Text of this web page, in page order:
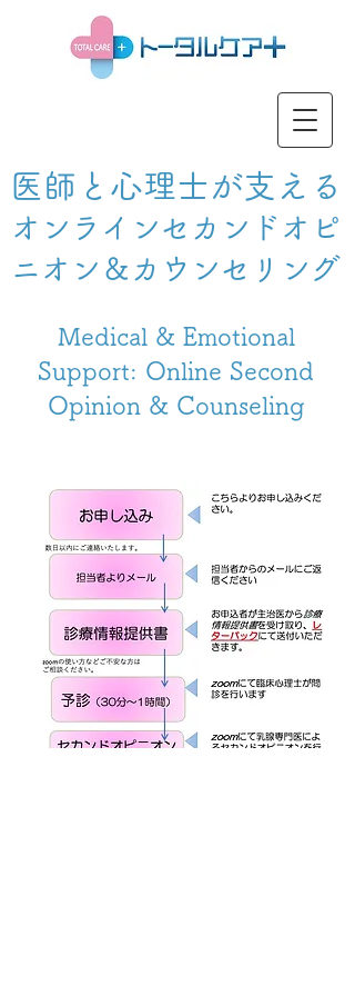
医師と心理士が支える
オンラインセカンドオピ
ニオン＆カウンセリング
Medical & Emotional
Support: Online Second
Opinion & Counseling